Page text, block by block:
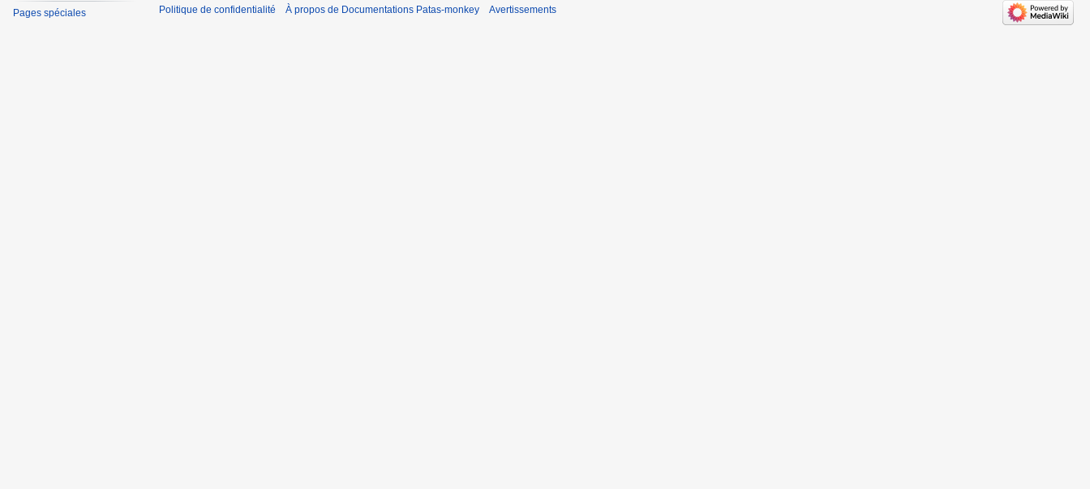
Pages spéciales
Politique de confidentialité À propos de Documentations Patas-monkey Avertissements